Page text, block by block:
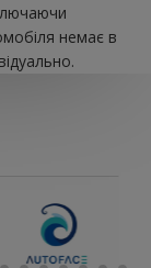
немає в